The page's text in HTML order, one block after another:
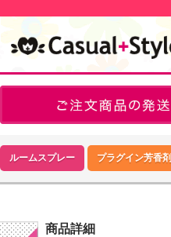
ルームスプレー プラグイン芳香剤
商品詳細